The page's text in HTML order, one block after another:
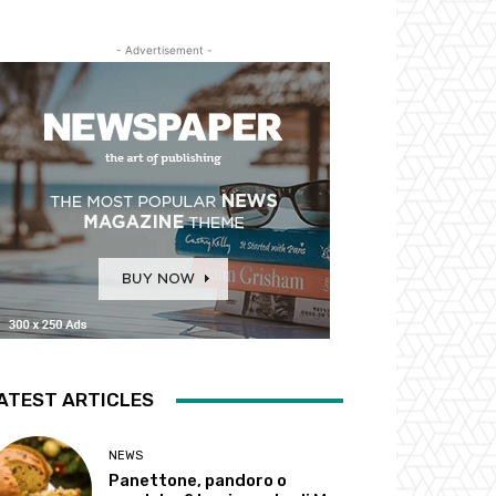
- Advertisement -
ARTICLES
NEWS
Panettone, pandoro o